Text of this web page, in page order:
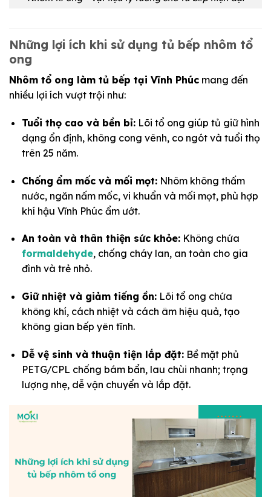
Những lợi ích khi sử dụng tủ bếp nhôm tổ
ong
Nhôm tổ ong làm tủ bếp tại Vĩnh Phúc mang đến
nhiều lợi ích vượt trội như:
Tuổi thọ cao và bền bỉ:Lõi tổ ong giúp tủ giữ hình
dạng ổn định, không cong vênh, co ngót và tuổi thọ
trên 25 năm.
Chống ẩm mốc và mối mọt:Nhôm không thấm
nước, ngăn nấm mốc, vi khuẩn và mối mọt, phù hợp
khí hậu Vĩnh Phúc ẩm ướt.
An toàn và thân thiện sức khỏe:Không chứa
formaldehyde, chống cháy lan, an toàn cho gia
đình và trẻ nhỏ.
Giữ nhiệt và giảm tiếng ồn:Lõi tổ ong chứa
không khí, cách nhiệt và cách âm hiệu quả, tạo
không gian bếp yên tĩnh.
Dễ vệ sinh và thuận tiện lắp đặt:Bề mặt phủ
PETG/CPL chống bám bẩn, lau chùi nhanh; trọng
lượng nhẹ, dễ vận chuyển và lắp đặt.